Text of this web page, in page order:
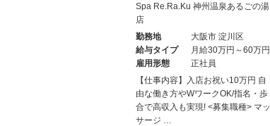
Spa Re.Ra.Ku 神州温泉あるごの湯
店
勤務地
大阪市 淀川区
給与タイプ
月給30万円～60万円
雇用形態
正社員
【仕事内容】入店お祝い10万円 自
由な働き方やWワークOK/指名・歩
合で高収入も実現! <募集職種> マッ
サージ …